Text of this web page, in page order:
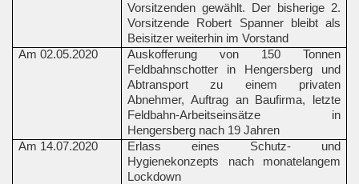
Vorsitzenden gewählt. Der bisherige 2.
Vorsitzende Robert Spanner bleibt als
Beisitzer weiterhin im Vorstand
Am 02.05.2020
Auskofferung von 150 Tonnen
Feldbahnschotter in Hengersberg und
Abtransport zu einem privaten
Abnehmer, Auftrag an Baufirma, letzte
Feldbahn-Arbeitseinsätze in
Hengersberg nach 19 Jahren
Am 14.07.2020
Erlass eines Schutz- und
Hygienekonzepts nach monatelangem
Lockdown